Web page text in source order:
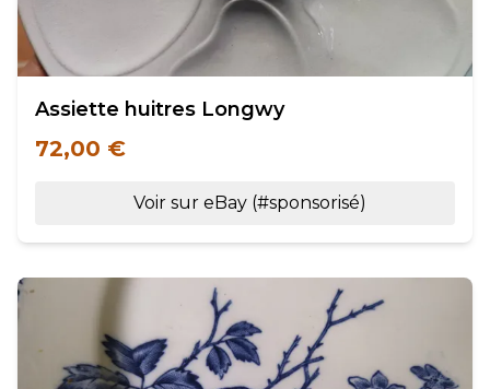
Assiette huitres Longwy
72,00 €
Voir sur eBay (#sponsorisé)